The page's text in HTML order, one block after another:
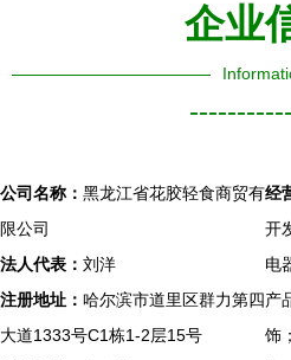
企业
公司名称： 黑龙江省花胶轻食商贸有
限公司
法人代表： 刘洋
注册地址： 哈尔滨市道里区群力第四
大道1333号C1栋1-2层15号
经
开
电
产
饰